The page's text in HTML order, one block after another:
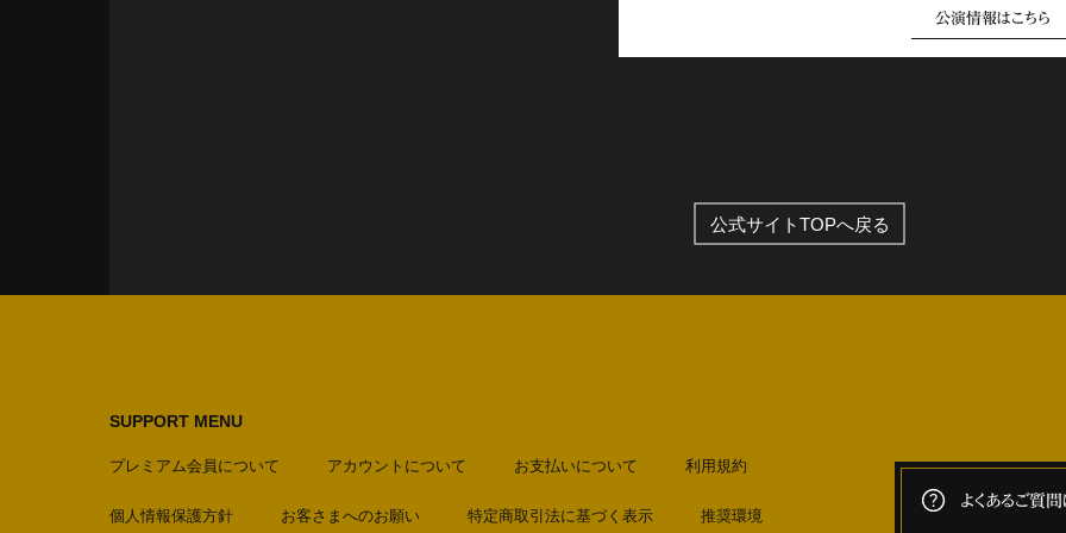
公演情報はこちら
公式サイトTOPへ戻る
SUPPORT MENU
プレミアム会員について アカウントについて お支払いについて 利用規約
個人情報保護方針 お客さまへのお願い 特定商取引法に基づく表示 推奨環境
よくあるご質問